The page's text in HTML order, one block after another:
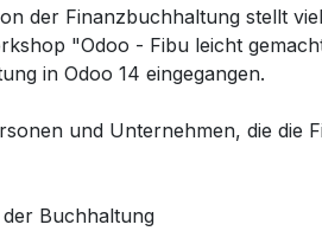
der Finanzbuchhaltung stellt
"Odoo - Fibu leicht
in Odoo 14 eingegangen.
und Unternehmen, die die
Buchhaltung